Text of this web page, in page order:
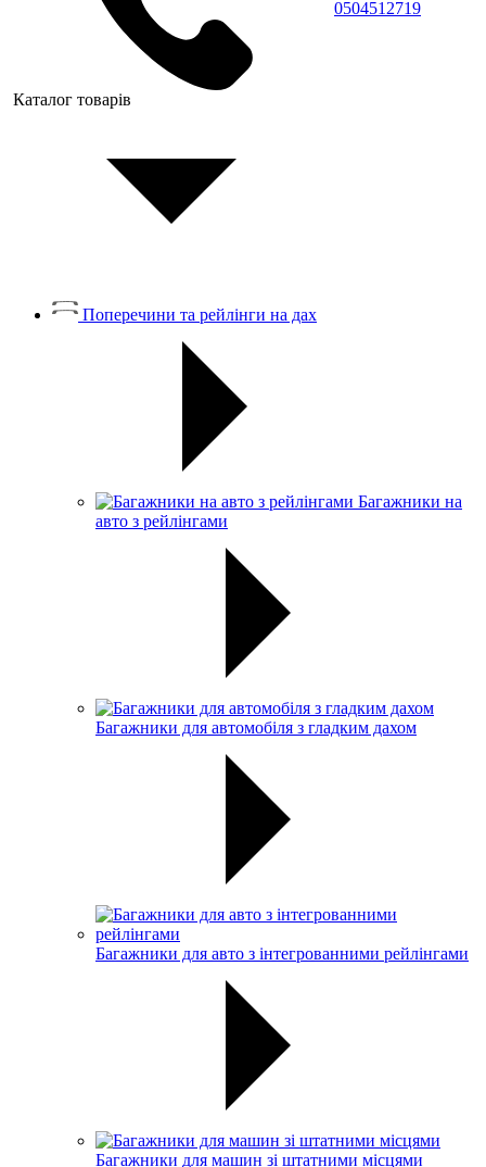
0504512719
Каталог товарів
Поперечини та рейлінги на дах
Багажники на
авто з рейлінгами
Багажники для автомобіля з гладким дахом
Багажники для авто з інтегрованними рейлінгами
Багажники для машин зі штатними місцями